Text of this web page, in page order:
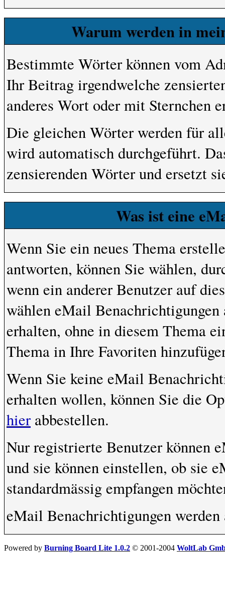
Warum werden in
Bestimmte Wörter können vom
Ihr Beitrag irgendwelche
anderes Wort oder mit Sternchen
Die gleichen Wörter werden für
wird automatisch durchgeführt.
zensierenden Wörter und ersetzt
Was ist eine
Wenn Sie ein neues Thema
antworten, können Sie wählen,
wenn ein anderer Benutzer auf
wählen eMail
erhalten, ohne in diesem Thema
Thema in Ihre Favoriten
Wenn Sie keine eMail
erhalten wollen, können Sie die
hierabbestellen.
Nur registrierte Benutzer können
und sie können einstellen, ob sie
standardmässig empfangen
eMail Benachrichtigungen werden
Powered by Burning Board Lite 1.0.2 © 2001-2004 WoltLab